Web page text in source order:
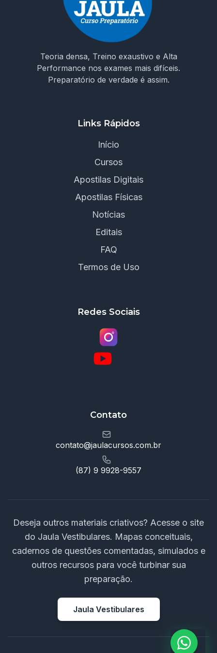
Teoria densa, Treino exaustivo e Alta
Performance nos exames mais difíceis.
Preparatório de verdade é assim.
Links Rápidos
Início
Cursos
Apostilas Digitais
Apostilas Físicas
Notícias
Editais
FAQ
Termos de Uso
Redes Sociais
Contato
contato@jaulacursos.com.br
(87) 9 9928-9557
Deseja outros materiais criativos? Acesse o site
do Jaula Vestibulares. Mapas conceituais,
cadernos de questões comentadas, simulados e
outros recursos para você turbinar sua
preparação.
Jaula Vestibulares